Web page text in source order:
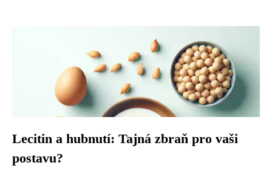
Lecitin a hubnutí: Tajná zbraň pro vaši
postavu?